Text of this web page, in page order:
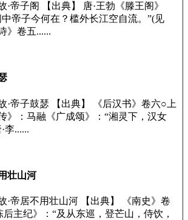
·帝子阁 【出典】 唐·王勃《滕王阁》
中帝子今何在？槛外长江空自流。”(见
》卷五......
·帝子鼓瑟 【出典】 《后汉书》卷六○上
》：马融《广成颂》：“湘灵下，汉女
李......
壮山河
·帝居不用壮山河 【出典】 《南史》卷
主纪》：“及从东巡，登芒山，侍饮，